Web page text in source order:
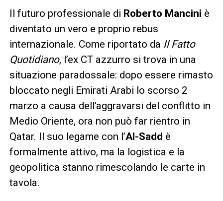
Il futuro professionale di Roberto Mancini è
diventato un vero e proprio rebus
internazionale. Come riportato da Il Fatto
Quotidiano, l’ex CT azzurro si trova in una
situazione paradossale: dopo essere rimasto
bloccato negli Emirati Arabi lo scorso 2
marzo a causa dell’aggravarsi del conflitto in
Medio Oriente, ora non può far rientro in
Qatar. Il suo legame con l’Al-Sadd è
formalmente attivo, ma la logistica e la
geopolitica stanno rimescolando le carte in
tavola.